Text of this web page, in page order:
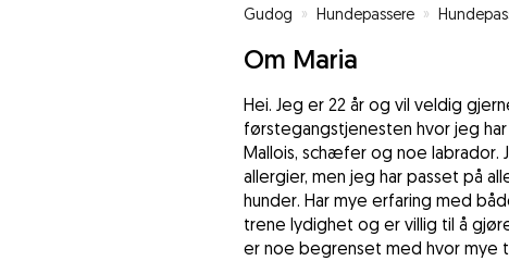
Gudog » Hundepassere »
Om Maria
Hei. Jeg er 22 år og vil veldig
førstegangstjenesten hvor jeg
Mallois, schæfer og noe labrador.
allergier, men jeg har passet på
hunder. Har mye erfaring med
trene lydighet og er villig til å
er noe begrenset med hvor mye